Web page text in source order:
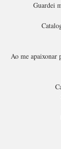
Guardei
Ao me apaixonar